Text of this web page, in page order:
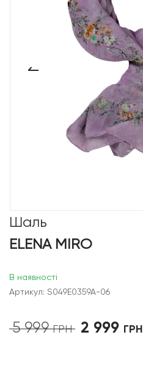
Шаль
ELENA MIRO
В наявності
Артикул: S049E0359A-06
5 999ГРН
Оригінальна
2 999 ГРН